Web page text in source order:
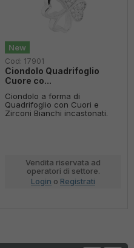
New
Cod: 17901
Ciondolo Quadrifoglio
Cuore co...
Ciondolo a forma di
Quadrifoglio con Cuori e
Zirconi Bianchi incastonati.
Vendita riservata ad
operatori di settore.
Login o Registrati